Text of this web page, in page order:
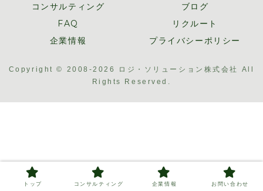
コンサルティング
ブログ
FAQ
リクルート
企業情報
プライバシーポリシー
Copyright © 2008-2026 ロジ・ソリューション株式会社 All
Rights Reserved.
トップ コンサルティング 企業情報 お問い合わせ